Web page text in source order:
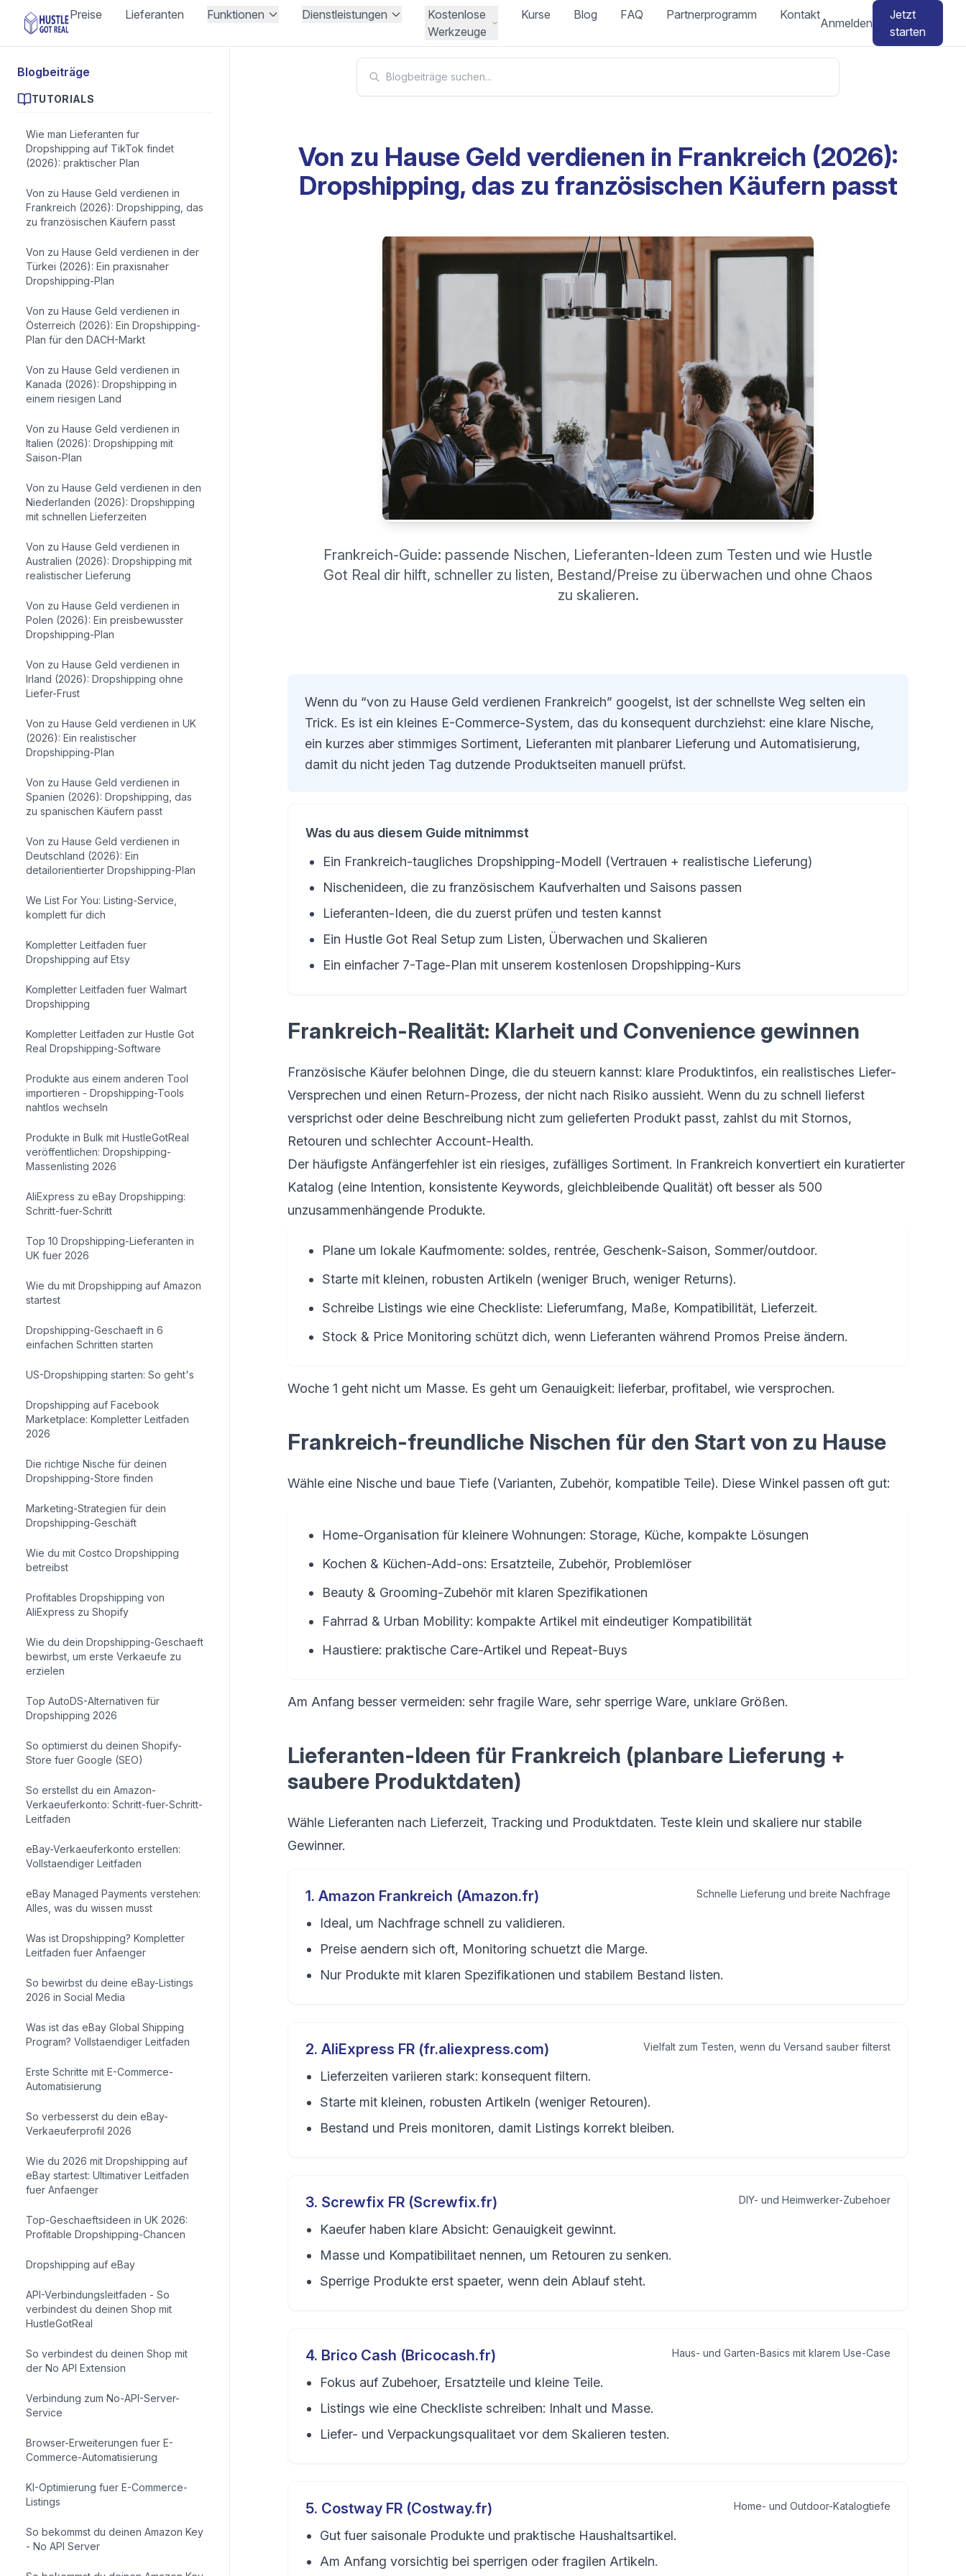
Preise Lieferanten Funktionen Dienstleistungen
Kostenlose
Werkzeuge
Kurse Blog FAQ Partnerprogramm Kontakt
Anmelden
Jetzt
starten
Blogbeiträge
TUTORIALS
Wie man Lieferanten fur
Dropshipping auf TikTok findet
(2026): praktischer Plan
Von zu Hause Geld verdienen in
Frankreich (2026): Dropshipping, das
zu französischen Käufern passt
Von zu Hause Geld verdienen in der
Türkei (2026): Ein praxisnaher
Dropshipping-Plan
Von zu Hause Geld verdienen in
Österreich (2026): Ein Dropshipping-
Plan für den DACH-Markt
Von zu Hause Geld verdienen in
Kanada (2026): Dropshipping in
einem riesigen Land
Von zu Hause Geld verdienen in
Italien (2026): Dropshipping mit
Saison-Plan
Von zu Hause Geld verdienen in den
Niederlanden (2026): Dropshipping
mit schnellen Lieferzeiten
Von zu Hause Geld verdienen in
Australien (2026): Dropshipping mit
realistischer Lieferung
Von zu Hause Geld verdienen in
Polen (2026): Ein preisbewusster
Dropshipping-Plan
Von zu Hause Geld verdienen in
Irland (2026): Dropshipping ohne
Liefer-Frust
Von zu Hause Geld verdienen in UK
(2026): Ein realistischer
Dropshipping-Plan
Von zu Hause Geld verdienen in
Spanien (2026): Dropshipping, das
zu spanischen Käufern passt
Von zu Hause Geld verdienen in
Deutschland (2026): Ein
detailorientierter Dropshipping-Plan
We List For You: Listing-Service,
komplett für dich
Kompletter Leitfaden fuer
Dropshipping auf Etsy
Kompletter Leitfaden fuer Walmart
Dropshipping
Kompletter Leitfaden zur Hustle Got
Real Dropshipping-Software
Produkte aus einem anderen Tool
importieren - Dropshipping-Tools
nahtlos wechseln
Produkte in Bulk mit HustleGotReal
veröffentlichen: Dropshipping-
Massenlisting 2026
AliExpress zu eBay Dropshipping:
Schritt-fuer-Schritt
Top 10 Dropshipping-Lieferanten in
UK fuer 2026
Wie du mit Dropshipping auf Amazon
startest
Dropshipping-Geschaeft in 6
einfachen Schritten starten
US-Dropshipping starten: So geht's
Dropshipping auf Facebook
Marketplace: Kompletter Leitfaden
2026
Die richtige Nische für deinen
Dropshipping-Store finden
Marketing-Strategien für dein
Dropshipping-Geschäft
Wie du mit Costco Dropshipping
betreibst
Profitables Dropshipping von
AliExpress zu Shopify
Wie du dein Dropshipping-Geschaeft
bewirbst, um erste Verkaeufe zu
erzielen
Top AutoDS-Alternativen für
Dropshipping 2026
So optimierst du deinen Shopify-
Store fuer Google (SEO)
So erstellst du ein Amazon-
Verkaeuferkonto: Schritt-fuer-Schritt-
Leitfaden
eBay-Verkaeuferkonto erstellen:
Vollstaendiger Leitfaden
eBay Managed Payments verstehen:
Alles, was du wissen musst
Was ist Dropshipping? Kompletter
Leitfaden fuer Anfaenger
So bewirbst du deine eBay-Listings
2026 in Social Media
Was ist das eBay Global Shipping
Program? Vollstaendiger Leitfaden
Erste Schritte mit E-Commerce-
Automatisierung
So verbesserst du dein eBay-
Verkaeuferprofil 2026
Wie du 2026 mit Dropshipping auf
eBay startest: Ultimativer Leitfaden
fuer Anfaenger
Top-Geschaeftsideen in UK 2026:
Profitable Dropshipping-Chancen
Dropshipping auf eBay
API-Verbindungsleitfaden - So
verbindest du deinen Shop mit
HustleGotReal
So verbindest du deinen Shop mit
der No API Extension
Verbindung zum No-API-Server-
Service
Browser-Erweiterungen fuer E-
Commerce-Automatisierung
KI-Optimierung fuer E-Commerce-
Listings
So bekommst du deinen Amazon Key
- No API Server
Von zu Hause Geld verdienen in Frankreich (2026):
Dropshipping, das zu französischen Käufern passt
Frankreich-Guide: passende Nischen, Lieferanten-Ideen zum Testen und wie Hustle
Got Real dir hilft, schneller zu listen, Bestand/Preise zu überwachen und ohne Chaos
zu skalieren.
Wenn du “von zu Hause Geld verdienen Frankreich” googelst, ist der schnellste Weg selten ein
Trick. Es ist ein kleines E-Commerce-System, das du konsequent durchziehst: eine klare Nische,
ein kurzes aber stimmiges Sortiment, Lieferanten mit planbarer Lieferung und Automatisierung,
damit du nicht jeden Tag dutzende Produktseiten manuell prüfst.
Was du aus diesem Guide mitnimmst
Ein Frankreich-taugliches Dropshipping-Modell (Vertrauen + realistische Lieferung)
Nischenideen, die zu französischem Kaufverhalten und Saisons passen
Lieferanten-Ideen, die du zuerst prüfen und testen kannst
Ein Hustle Got Real Setup zum Listen, Überwachen und Skalieren
Ein einfacher 7-Tage-Plan mit unserem kostenlosen Dropshipping-Kurs
Frankreich-Realität: Klarheit und Convenience gewinnen
Französische Käufer belohnen Dinge, die du steuern kannst: klare Produktinfos, ein realistisches Liefer-
Versprechen und einen Return-Prozess, der nicht nach Risiko aussieht. Wenn du zu schnell lieferst
versprichst oder deine Beschreibung nicht zum gelieferten Produkt passt, zahlst du mit Stornos,
Retouren und schlechter Account-Health.
Der häufigste Anfängerfehler ist ein riesiges, zufälliges Sortiment. In Frankreich konvertiert ein kuratierter
Katalog (eine Intention, konsistente Keywords, gleichbleibende Qualität) oft besser als 500
unzusammenhängende Produkte.
Plane um lokale Kaufmomente: soldes, rentrée, Geschenk-Saison, Sommer/outdoor.
Starte mit kleinen, robusten Artikeln (weniger Bruch, weniger Returns).
Schreibe Listings wie eine Checkliste: Lieferumfang, Maße, Kompatibilität, Lieferzeit.
Stock & Price Monitoring schützt dich, wenn Lieferanten während Promos Preise ändern.
Woche 1 geht nicht um Masse. Es geht um Genauigkeit: lieferbar, profitabel, wie versprochen.
Frankreich-freundliche Nischen für den Start von zu Hause
Wähle eine Nische und baue Tiefe (Varianten, Zubehör, kompatible Teile). Diese Winkel passen oft gut:
Home-Organisation für kleinere Wohnungen: Storage, Küche, kompakte Lösungen
Kochen & Küchen-Add-ons: Ersatzteile, Zubehör, Problemlöser
Beauty & Grooming-Zubehör mit klaren Spezifikationen
Fahrrad & Urban Mobility: kompakte Artikel mit eindeutiger Kompatibilität
Haustiere: praktische Care-Artikel und Repeat-Buys
Am Anfang besser vermeiden: sehr fragile Ware, sehr sperrige Ware, unklare Größen.
Lieferanten-Ideen für Frankreich (planbare Lieferung +
saubere Produktdaten)
Wähle Lieferanten nach Lieferzeit, Tracking und Produktdaten. Teste klein und skaliere nur stabile
Gewinner.
1. Amazon Frankreich (Amazon.fr) Schnelle Lieferung und breite Nachfrage
Ideal, um Nachfrage schnell zu validieren.
Preise aendern sich oft, Monitoring schuetzt die Marge.
Nur Produkte mit klaren Spezifikationen und stabilem Bestand listen.
2. AliExpress FR (fr.aliexpress.com) Vielfalt zum Testen, wenn du Versand sauber filterst
Lieferzeiten variieren stark: konsequent filtern.
Starte mit kleinen, robusten Artikeln (weniger Retouren).
Bestand und Preis monitoren, damit Listings korrekt bleiben.
3. Screwfix FR (Screwfix.fr) DIY- und Heimwerker-Zubehoer
Kaeufer haben klare Absicht: Genauigkeit gewinnt.
Masse und Kompatibilitaet nennen, um Retouren zu senken.
Sperrige Produkte erst spaeter, wenn dein Ablauf steht.
4. Brico Cash (Bricocash.fr) Haus- und Garten-Basics mit klarem Use-Case
Fokus auf Zubehoer, Ersatzteile und kleine Teile.
Listings wie eine Checkliste schreiben: Inhalt und Masse.
Liefer- und Verpackungsqualitaet vor dem Skalieren testen.
5. Costway FR (Costway.fr) Home- und Outdoor-Katalogtiefe
Gut fuer saisonale Produkte und praktische Haushaltsartikel.
Am Anfang vorsichtig bei sperrigen oder fragilen Artikeln.